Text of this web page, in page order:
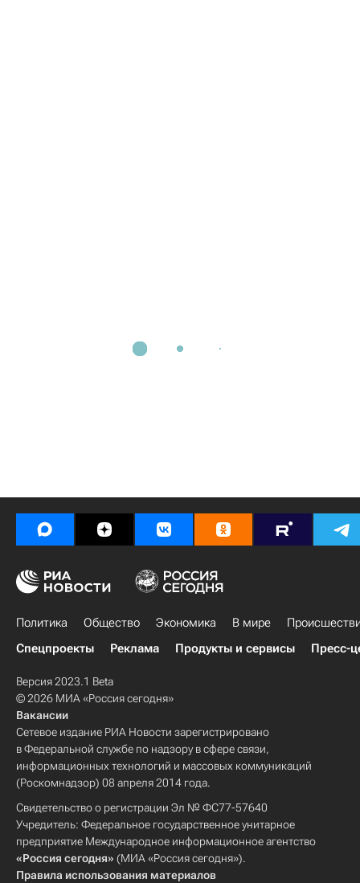
Политика Общество Экономика В мире
Спецпроекты
Реклама Продукты и сервисы Пресс-
Версия 2023.1 Beta
© 2026 МИА «Россия сегодня»
Вакансии
Сетевое издание РИА Новости зарегистрировано
в Федеральной службе по надзору в сфере связи,
информационных технологий и массовых коммуникаций
(Роскомнадзор) 08 апреля 2014 года.
Свидетельство о регистрации Эл № ФС77-57640
Учредитель: Федеральное государственное унитарное
предприятие Международное информационное агентство
«Россия сегодня» (МИА «Россия сегодня»).
Правила использования материалов